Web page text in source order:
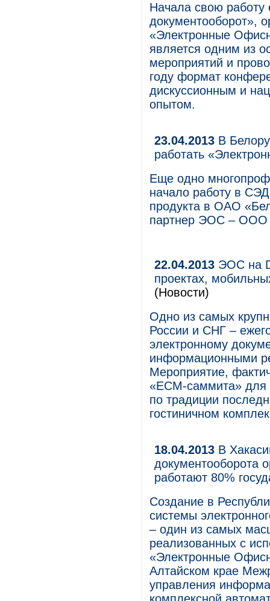
Начала свою работу
документооборот»,
«Электронные
является одним из
мероприятий и
году формат
дискуссионным и
опытом.
23.04.2013 В
работать
Еще одно
начало работу в
продукта в ОАО
партнер ЭОС – ООО
22.04.2013 ЭОС на
проектах,
(Новости)
Одно из самых
России и СНГ –
электронному
информационными
Мероприятие,
«ECM-саммита» для
по традиции
гостиничном
18.04.2013 В
документооборота
работают 80%
Создание в
системы
– один из самых
реализованных с
«Электронные
Алтайском крае
управления